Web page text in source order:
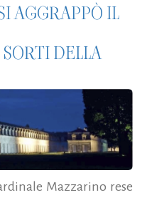
AGGRAPPÒ IL
DELLA
Mazzarino rese